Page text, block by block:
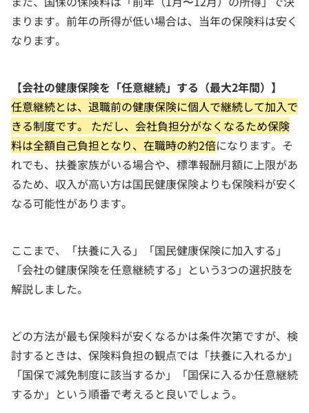
まります。前年の所得が低い場合は、当年の保険料は安く
なります。
【会社の健康保険を「任意継続」する（最大2年間）】
任意継続とは、退職前の健康保険に個人で継続して加入で
きる制度です。 ただし、会社負担分がなくなるため保険
料は全額自己負担となり、在職時の約2倍になります。そ
れでも、扶養家族がいる場合や、標準報酬月額に上限があ
るため、収入が高い方は国民健康保険よりも保険料が安く
なる可能性があります。
ここまで、「扶養に入る」「国民健康保険に加入する」
「会社の健康保険を任意継続する」という3つの選択肢を
解説しました。
どの方法が最も保険料が安くなるかは条件次第ですが、検
討するときは、保険料負担の観点では「扶養に入れるか」
「国保で減免制度に該当するか」「国保に入るか任意継続
するか」という順番で考えると良いでしょう。